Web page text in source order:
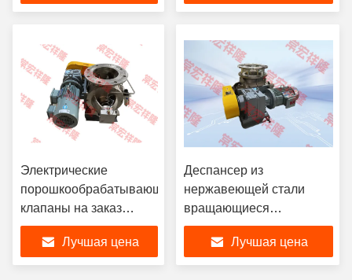
ротационный
Электрические
порошкообрабатывающие
клапаны на заказ
Нержавеющая сталь
диспенсер
ротационный
Лучшая цена
Деспансер из
нержавеющей стали
вращающиеся
порошкообрабатывающие
клапаны пневматические
Лучшая цена